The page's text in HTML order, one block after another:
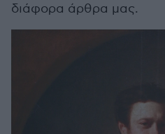
διάφορα άρθρα μας.